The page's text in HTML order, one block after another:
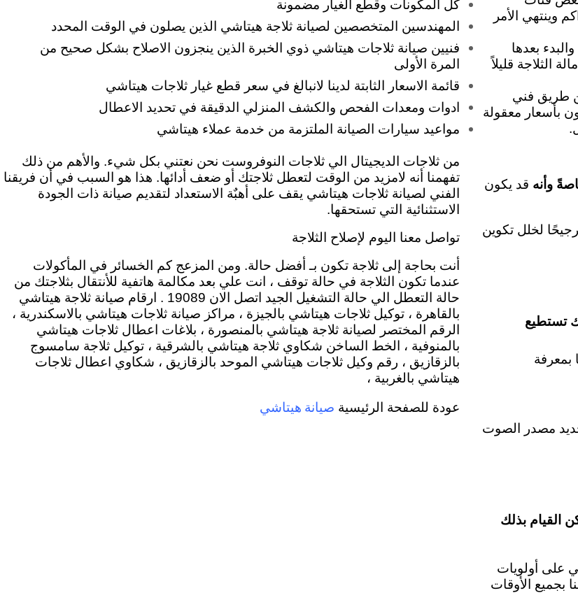
كل المكونات وقطع الغيار مضمونة
المهندسين المتخصصين لصيانة ثلاجة هيتاشي الذين يصلون في الوقت المحدد
فنيين صيانة ثلاجات هيتاشي ذوي الخبرة الذين ينجزون الاصلاح بشكل صحيح من
المرة الأولى
قائمة الاسعار الثابتة لدينا لانبالغ في سعر قطع غيار ثلاجات هيتاشي
ادوات ومعدات الفحص والكشف المنزلي الدقيقة في تحديد الاعطال
مواعيد سيارات الصيانة الملتزمة من خدمة عملاء هيتاشي
من ثلاجات الديجيتال الي ثلاجات النوفروست نحن نعتني بكل شيء. والأهم من ذلك
تفهمنا أنه لامزيد من الوقت لتعطل ثلاجتك أو ضعف أدائها. هذا هو السبب في أن فريقنا
الفني لصيانة ثلاجات هيتاشي يقف على أهبٌة الاستعداد لتقديم صيانة ذات الجودة
الاستثنائية التي تستحقها.
تواصل معنا اليوم لإصلاح الثلاجة
أنت بحاجة إلى ثلاجة تكون بـ أفضل حالة. ومن المزعج كم الخسائر في المأكولات
عندما تكون الثلاجة في حالة توقف ، انت علي بعد مكالمة هاتفية للأنتقال بثلاجتك من
حالة التعطل الي حالة التشغيل الجيد اتصل الان 19089 . ارقام صيانة ثلاجة هيتاشي
بالقاهرة ، توكيل ثلاجات هيتاشي بالجيزة ، مراكز صيانة ثلاجات هيتاشي بالاسكندرية ،
الرقم المختصر لصيانة ثلاجة هيتاشي بالمنصورة ، بلاغات اعطال ثلاجات هيتاشي
بالمنوفية ، الخط الساخن شكاوي ثلاجة هيتاشي بالشرقية ، توكيل ثلاجة سامسوج
بالزقازيق ، رقم وكيل ثلاجات هيتاشي الموحد بالزقازيق ، شكاوي اعطال ثلاجات
هيتاشي بالغربية ،
عودة للصفحة الرئيسية صيانة هيتاشي
وينتهي الأمر
الثلاجة كلياً يفضل لمدة 12 ساعة. والبدء بعدها
الثلاجة قليلاً
طريق فني
بأسعار معقولة
وأنه قد يكون
لخلل تكوين
تستطيع
بمعرفة
مصدر الصوت
القيام بذلك
على أولويات
بجميع الأوقات